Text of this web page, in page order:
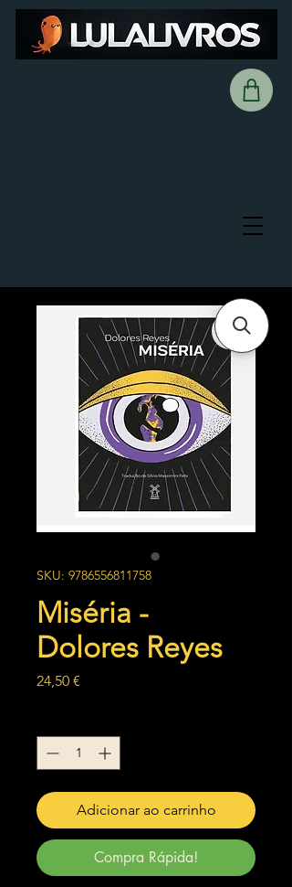
SKU: 9786556811758
Miséria -
Dolores Reyes
24,50 €
Adicionar ao carrinho
Compra Rápida!